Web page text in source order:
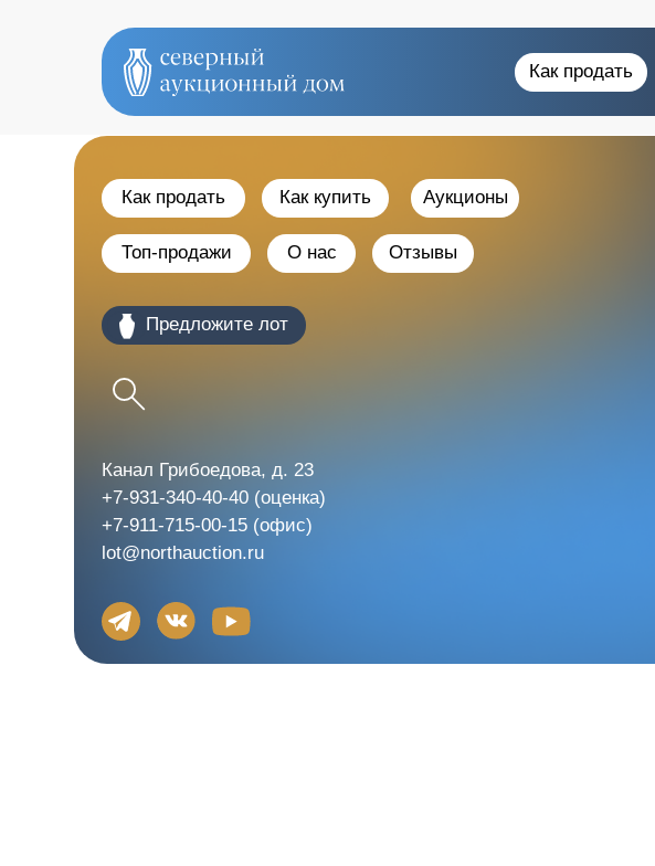
Как продать
Как продать Как купить Аукционы
Топ-продажи О нас
оо Предложите лот
Отзывы
Канал Грибоедова, д. 23
+7-931-340-40-40 (оценка)
+7-911-715-00-15 (офис)
lot@northauction.ru